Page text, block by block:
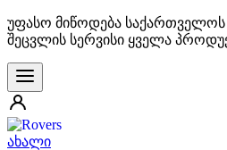
უფასო მიწოდება საქართველოს
შეცვლის სერვისი ყველა
ახალი